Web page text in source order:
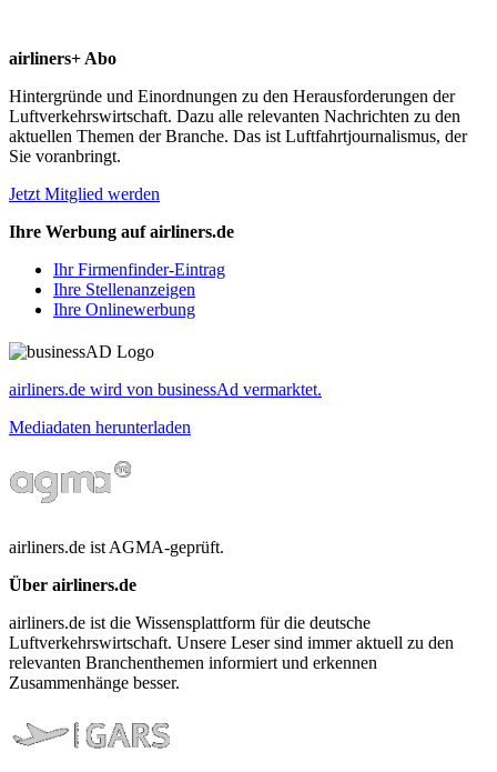
airliners+ Abo
Hintergründe und Einordnungen zu den Herausforderungen der
Luftverkehrswirtschaft. Dazu alle relevanten Nachrichten zu den
aktuellen Themen der Branche. Das ist Luftfahrtjournalismus, der
Sie voranbringt.
Jetzt Mitglied werden
Ihre Werbung auf airliners.de
Ihr Firmenfinder-Eintrag
Ihre Stellenanzeigen
Ihre Onlinewerbung
airliners.de wird von businessAd vermarktet.
Mediadaten herunterladen
airliners.de ist AGMA-geprüft.
Über airliners.de
airliners.de ist die Wissensplattform für die deutsche
Luftverkehrswirtschaft. Unsere Leser sind immer aktuell zu den
relevanten Branchenthemen informiert und erkennen
Zusammenhänge besser.